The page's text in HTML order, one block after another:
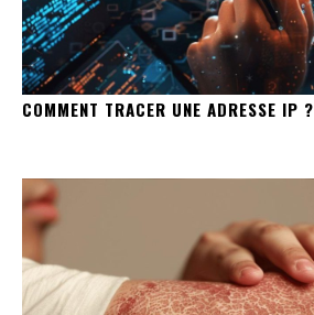
COMMENT TRACER UNE ADRESSE IP ?